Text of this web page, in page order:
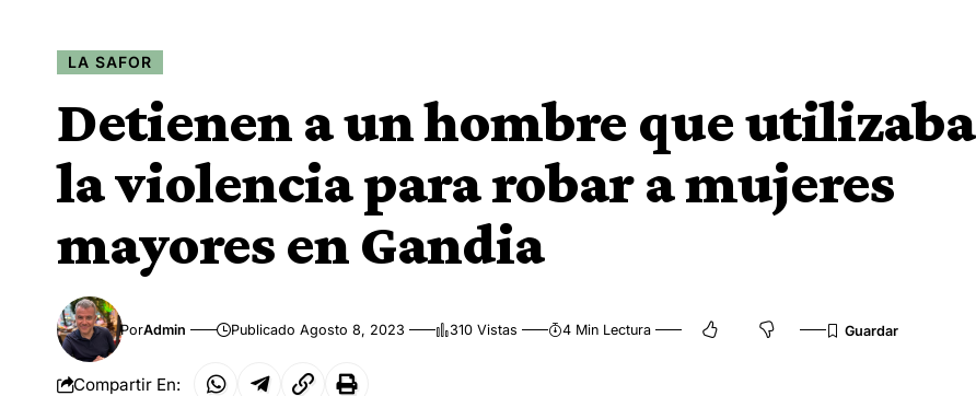
LA SAFOR
Detienen a un hombre que utilizaba
la violencia para robar a mujeres
mayores en Gandia
PorAdmin Publicado Agosto 8, 2023 310 Vistas 4 Min Lectura
Compartir En: